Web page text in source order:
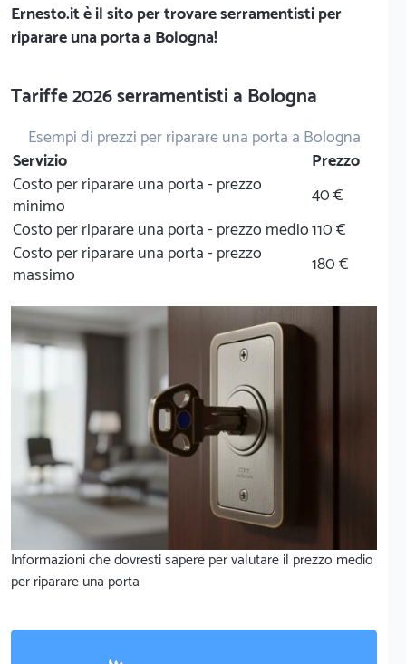
Ernesto.itè il sito per trovare serramentisti per
riparare una porta a Bologna!
Tariffe 2026 serramentisti a Bologna
Esempi di prezzi per riparare una porta a Bologna
Servizio
Prezzo
Costo per riparare una porta - prezzo
minimo
40 €
Costo per riparare una porta - prezzo medio110 €
Costo per riparare una porta - prezzo
massimo
180 €
Informazioni che dovresti sapere per valutare il prezzo medio
per riparare una porta